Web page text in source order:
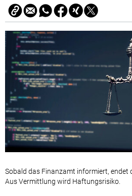
Sobald das Finanzamt informiert,
Aus Vermittlung wird Haftungsrisiko.